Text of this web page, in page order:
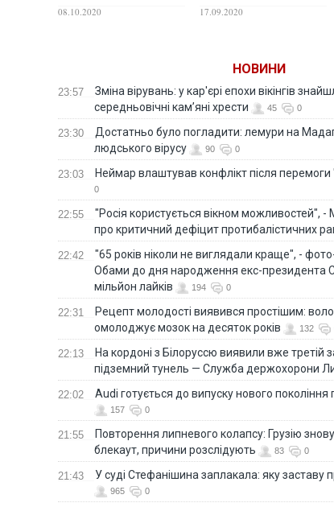
президента
08.10.2020
привычному адресу. А
формате, – Сазонов
17.09.2020
НОВИНИ
23:57
Зміна вірувань: у кар'єрі епохи вікінгів
середньовічні кам’яні хрести
45 0
23:30
Достатньо було погладити: лемури на
людського вірусу
90 0
23:03 Неймар влаштував конфлікт після
0
22:55
"Росія користується вікном можливостей",
про критичний дефіцит протибалістичних
22:42
"65 років ніколи не виглядали краще", -
Обами до дня народження екс-президента
мільйон лайків
194 0
22:31
Рецепт молодості виявився простішим:
омолоджує мозок на десяток років
132
22:13
На кордоні з Білоруссю виявили вже третій
підземний тунель — Служба держохорони
22:02 Audi готується до випуску нового
157 0
21:55
Повторення липневого колапсу: Грузію
блекаут, причини розслідують
83 0
21:43 У суді Стефанішина заплакала: яку заставу
965 0